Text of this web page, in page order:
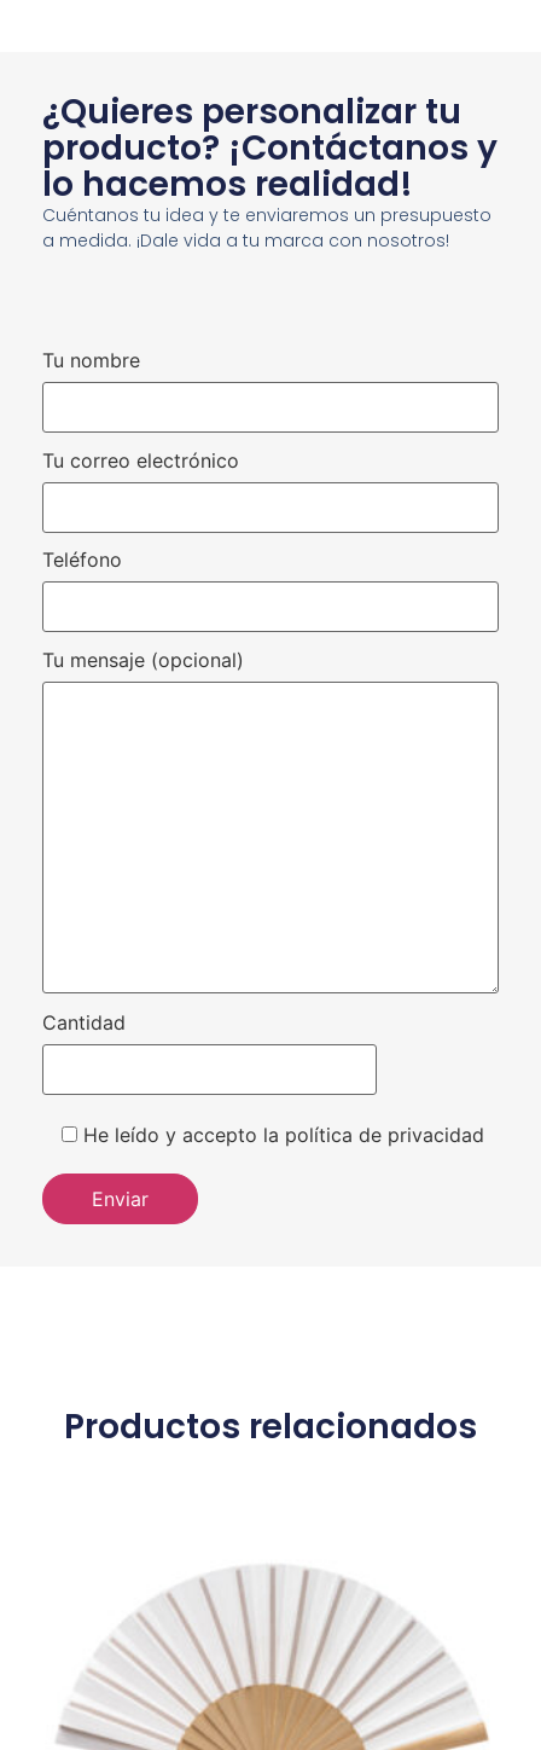
¿Quieres personalizar tu
producto? ¡Contáctanos y
lo hacemos realidad!
Cuéntanos tu idea y te enviaremos un presupuesto
a medida. ¡Dale vida a tu marca con nosotros!
Tu nombre
Tu correo electrónico
Teléfono
Tu mensaje (opcional)
Cantidad
He leído y accepto la política de privacidad
Productos relacionados